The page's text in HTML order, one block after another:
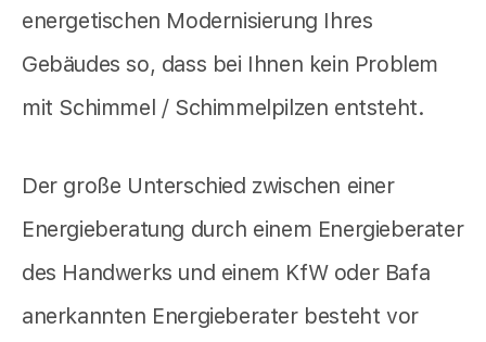
energetischen Modernisierung Ihres
Gebäudes so, dass bei Ihnen kein Problem
mit Schimmel / Schimmelpilzen entsteht.
Der große Unterschied zwischen einer
Energieberatung durch einem Energieberater
des Handwerks und einem KfW oder Bafa
anerkannten Energieberater besteht vor